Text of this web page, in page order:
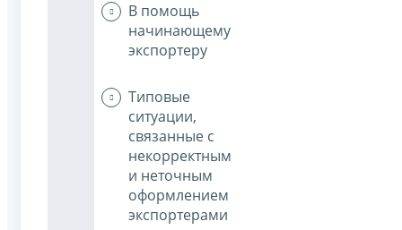
В помощь
начинающему
экспортеру
Типовые
ситуации,
связанные с
некорректным
и неточным
оформлением
экспортерами